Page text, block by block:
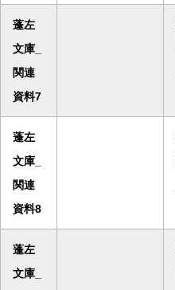
蓬左
文庫_
関連
資料7
蓬左
文庫_
関連
資料8
蓬左
文庫_